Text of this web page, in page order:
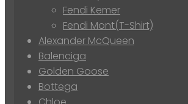
Fendi Kemer
Fendi Mont(T-Shirt)
Alexander McQueen
Balenciga
Golden Goose
Bottega